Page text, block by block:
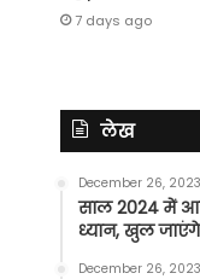
7 days ago
लेख
December 26, 2023
साल 2024 में
ध्यान, खुल जाएंगे
December 26, 2023